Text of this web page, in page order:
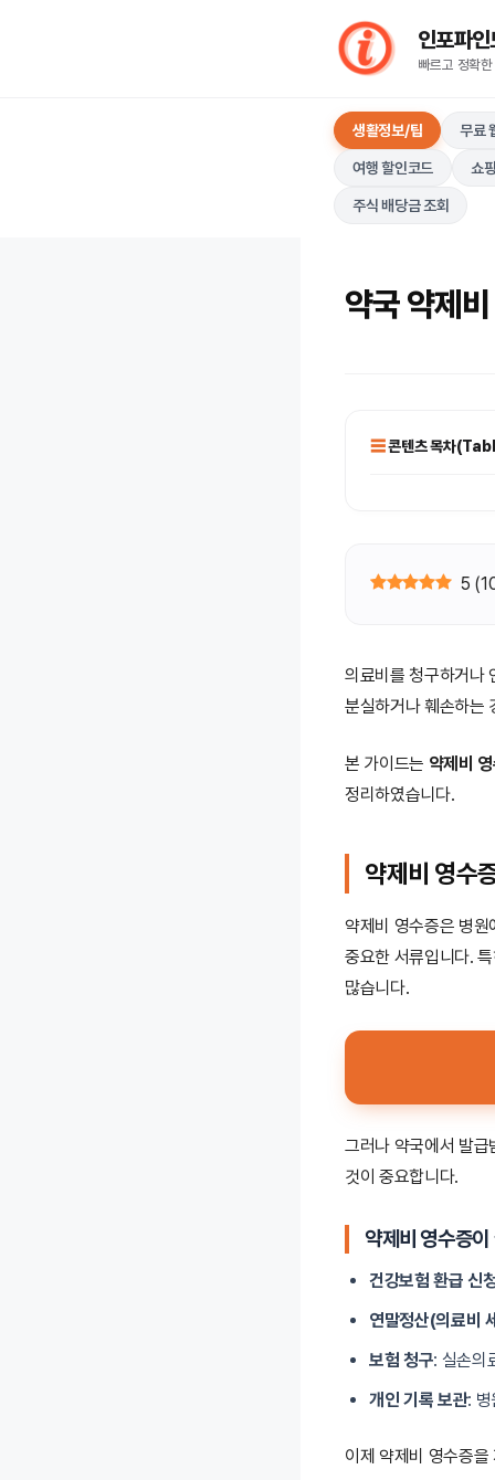
인포파
빠르고 정확
생활정보/팁 무료
여행 할인코드 쇼
주식 배당금 조회
약국 약제
콘텐츠 목차
5 (
의료비를 청구하거나
분실하거나 훼손하는
본 가이드는 약제비
정리하였습니다.
약제비 영수
약제비 영수증은 병
중요한 서류입니다.
많습니다.
그러나 약국에서 발
것이 중요합니다.
약제비 영수증
건강보험 환급 신
연말정산(의료비
보험 청구: 실손의
개인 기록 보관: 병
이제 약제비 영수증